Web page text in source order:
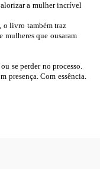
a mulher incrível
o livro também traz
mulheres que ousaram
se perder no processo.
presença. Com essência.